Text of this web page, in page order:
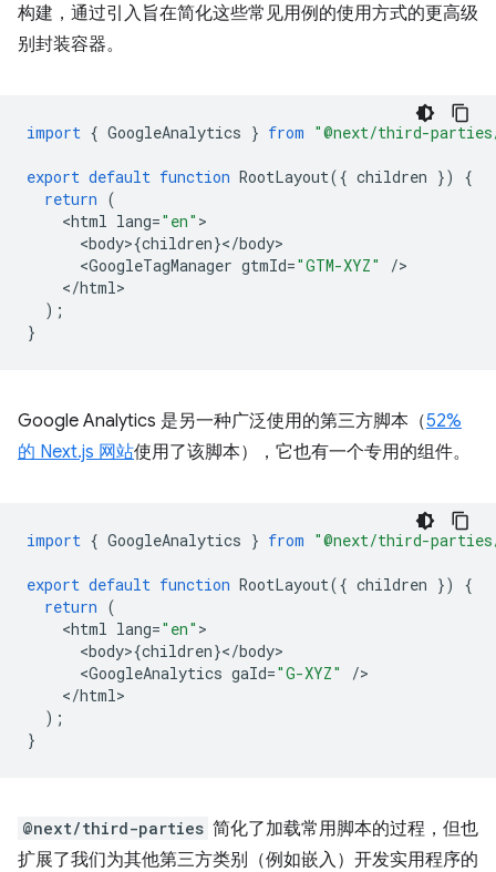
构建，通过引入旨在简化这些常见用例的使用方式的更高级
别封装容器。
import { GoogleAnalytics } from "@next/third-
export default function RootLayout({ children })
{
return (
<html lang="en"
<body>{children}</body
<GoogleTagManager gtmId="GTM-XYZ" /
</html
);
}
Google Analytics 是另一种广泛使用的第三方脚本（52%
的 Next.js 网站使用了该脚本），它也有一个专用的组件。
import { GoogleAnalytics } from "@next/third-
export default function RootLayout({ children })
{
return (
<html lang="en"
<body>{children}</body
<GoogleAnalytics gaId="G-XYZ" /
</html
);
}
@next/third-parties 简化了加载常用脚本的过程，但也
扩展了我们为其他第三方类别（例如嵌入）开发实用程序的